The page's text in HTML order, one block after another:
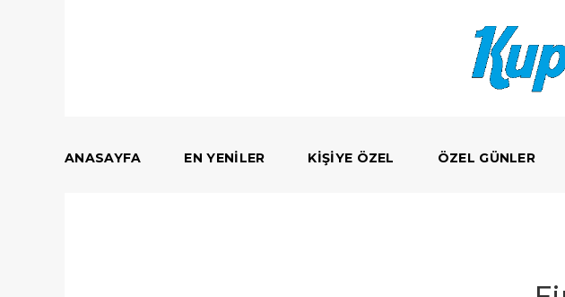
ANASAYFA EN YENILER KIŞIYE ÖZEL ÖZEL GÜNLER